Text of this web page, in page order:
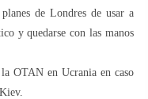
de Londres de usar a
y quedarse con las manos
OTAN en Ucrania en caso